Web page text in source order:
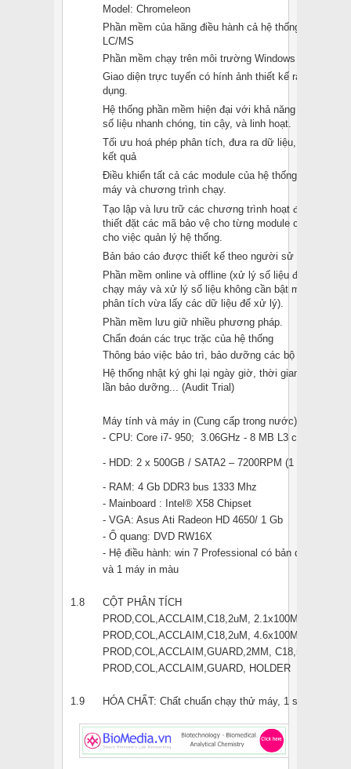
Model: Chromeleon
Phần mềm của hãng điều hành cả hệ thống sắc ký
LC/MS
Phần mềm chạy trên môi trường Windows
Giao diện trực tuyến có hính ảnh thiết kế rất tiện lợi
dụng.
Hệ thống phần mềm hiện đại với khả năng điều
số liệu nhanh chóng, tin cậy, và linh hoạt.
Tối ưu hoá phép phân tích, đưa ra dữ liệu, phân tích
kết quả
Điều khiển tất cả các module của hệ thống HPLC,
máy và chương trình chạy.
Tạo lập và lưu trữ các chương trình hoạt động tối ưu
thiết đặt các mã bảo vệ cho từng module của thiết bị
cho việc quản lý hệ thống.
Bản báo cáo được thiết kế theo người sử dụng
Phần mềm online và offline (xử lý số liệu đồng thời
chạy máy và xử lý số liệu không cần bật máy phân
phân tích vừa lấy các dữ liệu để xử lý).
Phần mềm lưu giữ nhiều phương pháp.
Chẩn đoán các trục trặc của hệ thống
Thông báo việc bảo trì, bảo dưỡng các bộ phận của
Hệ thống nhật ký ghi lại ngày giờ, thời gian, quá trình
lần bảo dưỡng... (Audit Trial)
Máy tính và máy in (Cung cấp trong nước)
- CPU: Core i7- 950; 3.06GHz - 8 MB L3 cache.
- HDD: 2 x 500GB / SATA2 – 7200RPM (1 HDD dùng
- RAM: 4 Gb DDR3 bus 1333 Mhz
- Mainboard : Intel® X58 Chipset
- VGA: Asus Ati Radeon HD 4650/ 1 Gb
- Ổ quang: DVD RW16X
- Hệ điều hành: win 7 Professional có bản quyền.
và 1 máy in màu
1.8
CỘT PHÂN TÍCH
PROD,COL,ACCLAIM,C18,2uM, 2.1x100MM
PROD,COL,ACCLAIM,C18,2uM, 4.6x100MM
PROD,COL,ACCLAIM,GUARD,2MM, C18,5uM,2EA
PROD,COL,ACCLAIM,GUARD, HOLDER
1.9 HÓA CHẤT: Chất chuẩn chạy thử máy, 1 set